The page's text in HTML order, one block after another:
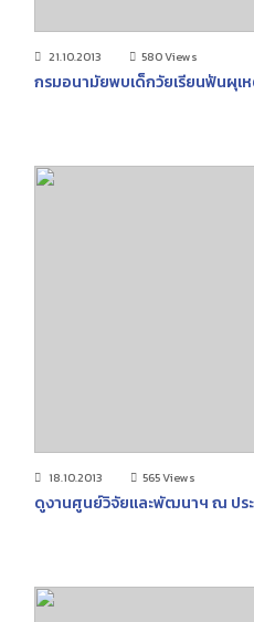
21.10.2013 580 Views
กรมอนามัยพบเด็กวัยเรียนฟันผุ
18.10.2013 565 Views
ดูงานศูนย์วิจัยและพัฒนาฯ ณ ประ